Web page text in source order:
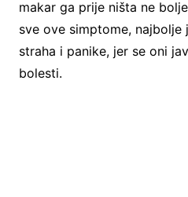
makar ga prije ništa ne
sve ove simptome,
straha i panike, jer se oni
bolesti.